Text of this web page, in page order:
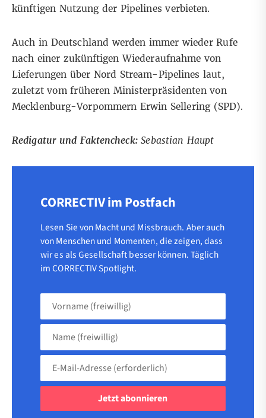
künftigen Nutzung der Pipelines verbieten.
Auch in Deutschland werden immer wieder Rufe
nach einer zukünftigen Wiederaufnahme von
Lieferungen über Nord Stream-Pipelines laut,
zuletzt vom früheren Ministerpräsidenten von
Mecklenburg-Vorpommern Erwin Sellering (SPD).
Redigatur und Faktencheck:Sebastian Haupt
CORRECTIV im Postfach
Lesen Sie von Macht und Missbrauch. Aber auch
von Menschen und Momenten, die zeigen, dass
wir es als Gesellschaft besser können. Täglich
im CORRECTIV Spotlight.
Vorname
Name
(freiwillig)
Adresse